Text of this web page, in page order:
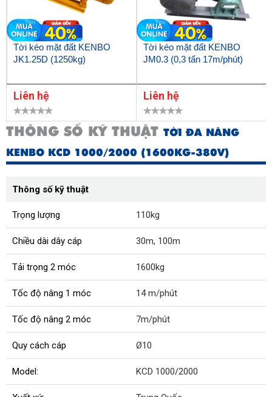
Tời kéo mặt đất KENBO
JK1.25D (1250kg)
Liên hệ
Tời kéo mặt đất KENBO
JM0.3 (0,3 tấn 17m/phút)
Liên hệ
THÔNG SỐ KỸ THUẬT TỜI ĐA NĂNG
KENBO KCD 1000/2000 (1600KG-380V)
Thông số kỹ thuật
Trọng lượng 110kg
Chiều dài dây cáp 30m, 100m
Tải trọng 2 móc 1600kg
Tốc độ nâng 1 móc 14 m/phút
Tốc độ nâng 2 móc 7m/phút
Quy cách cáp Ø10
Model: KCD 1000/2000